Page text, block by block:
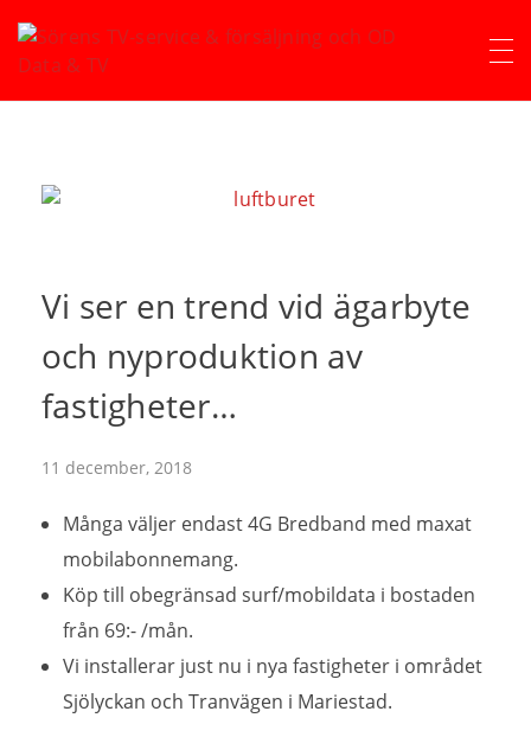
Vi ser en trend vid ägarbyte
och nyproduktion av
fastigheter…
11 december, 2018
Många väljer endast4G Bredband med maxat
mobilabonnemang.
Köp till obegränsad surf/mobildata i bostaden
från 69:- /mån.
Vi installerar just nu i nya fastigheter i området
Sjölyckan och Tranvägen i Mariestad.